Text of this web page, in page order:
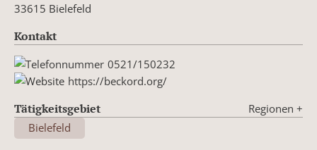
33615 Bielefeld
Kontakt
0521/150232
https://beckord.org/
Tätigkeitsgebiet Regionen +
Bielefeld